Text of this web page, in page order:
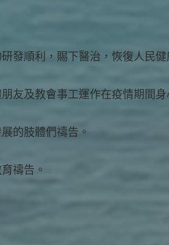
發順利，賜下醫治，恢復人民健
及教會事工運作在疫情期間身
的肢體們禱告。
禱告。